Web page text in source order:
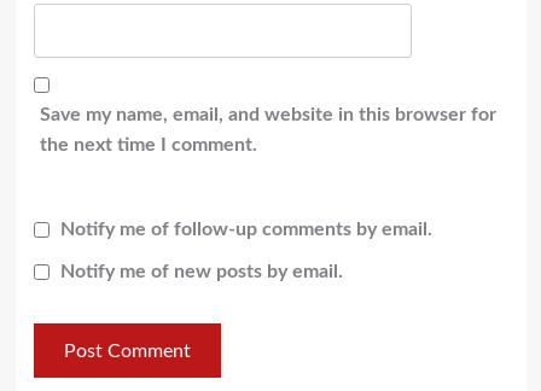
Save my name, email, and website in this browser for
the next time I comment.
Notify me of follow-up comments by email.
Notify me of new posts by email.